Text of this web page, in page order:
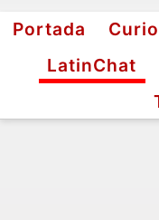
Portada
LatinChat